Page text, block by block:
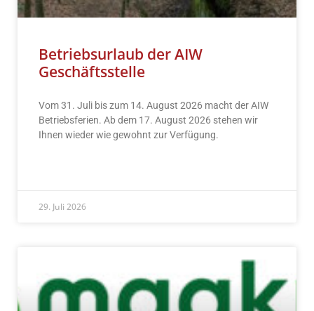
Betriebsurlaub der AIW
Geschäftsstelle
Vom 31. Juli bis zum 14. August 2026 macht der AIW
Betriebsferien. Ab dem 17. August 2026 stehen wir
Ihnen wieder wie gewohnt zur Verfügung.
29. Juli 2026